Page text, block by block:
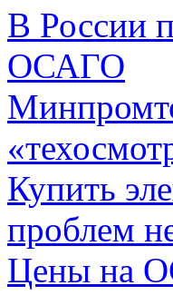
В России
ОСАГО
Купить
проблем
Цены на